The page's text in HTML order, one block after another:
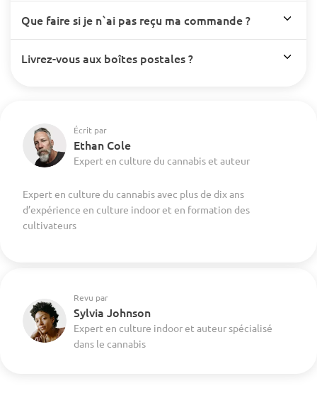
Que faire si je n`ai pas reçu ma commande ?
Livrez-vous aux boîtes postales ?
Écrit par
Ethan Cole
Expert en culture du cannabis et auteur
Expert en culture du cannabis avec plus de dix ans
d’expérience en culture indoor et en formation des
cultivateurs
Revu par
Sylvia Johnson
Expert en culture indoor et auteur spécialisé
dans le cannabis